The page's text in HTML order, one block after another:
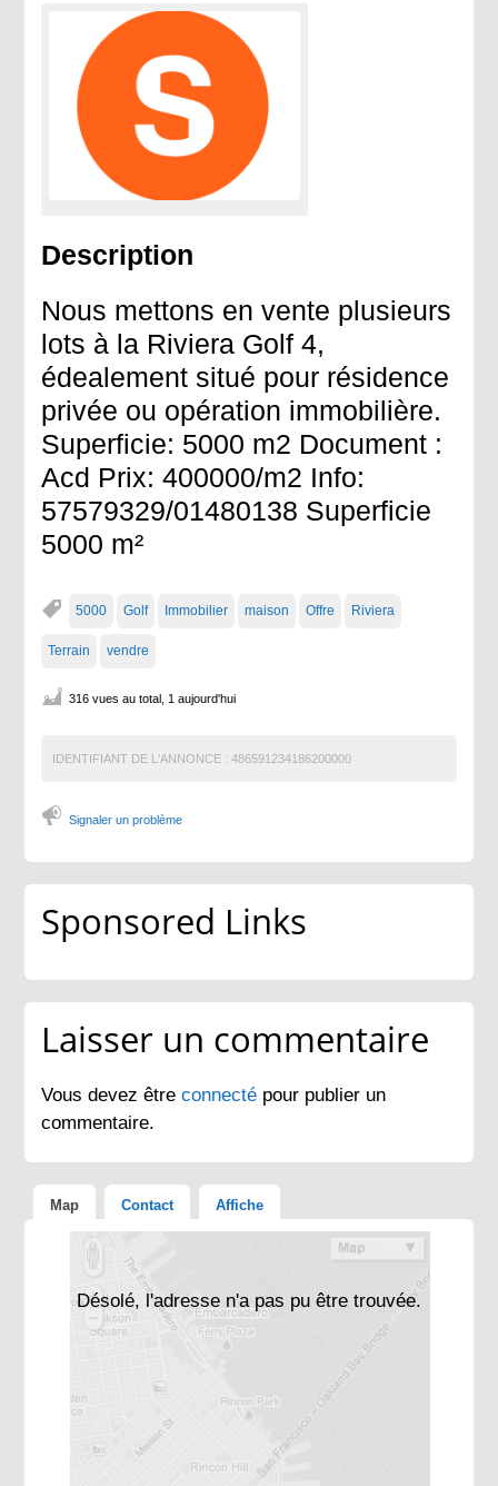
Description
Nous mettons en vente plusieurs
lots à la Riviera Golf 4,
édealement situé pour résidence
privée ou opération immobilière.
Superficie: 5000 m2 Document :
Acd Prix: 400000/m2 Info:
57579329/01480138 Superficie
5000 m²
5000 Golf Immobilier maison Offre Riviera
Terrain vendre
316 vues au total, 1 aujourd'hui
IDENTIFIANT DE L'ANNONCE : 486591234186200000
Signaler un problème
Sponsored Links
Laisser un commentaire
Vous devez êtreconnecté pour publier un
commentaire.
Map Contact Affiche
Désolé, l'adresse n'a pas pu être trouvée.